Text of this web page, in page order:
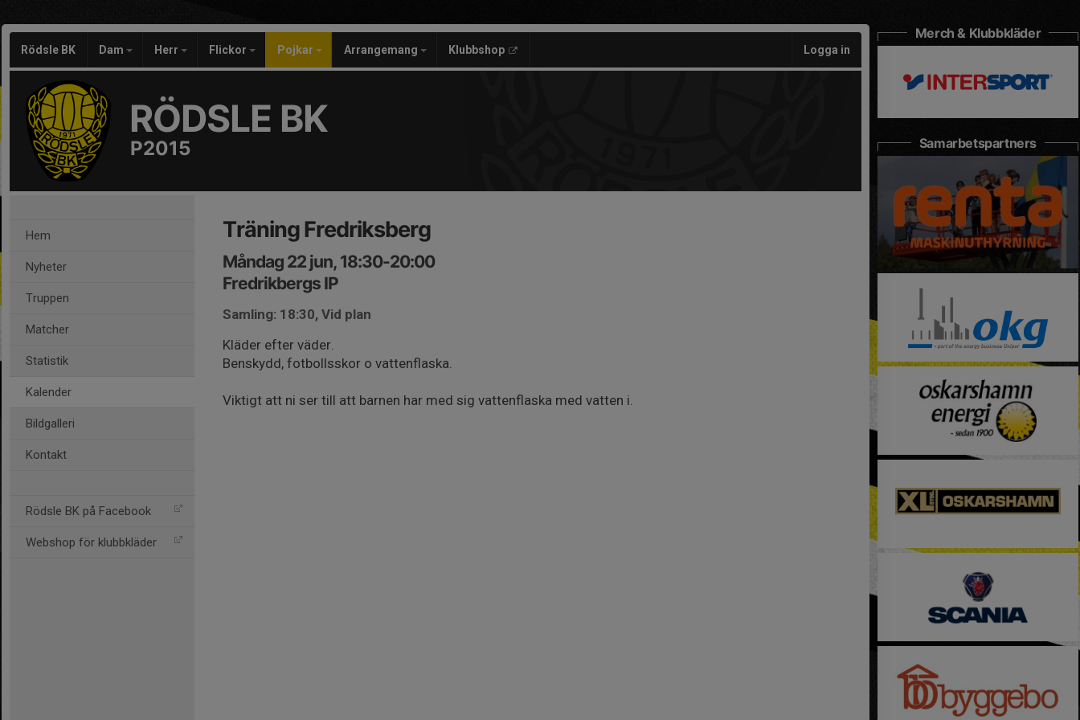
Rödsle BK Dam Herr Flickor Pojkar Arrangemang Klubbshop Logga in
RÖDSLE BK
P2015
Hem
Nyheter
Truppen
Matcher
Statistik
Kalender
Bildgalleri
Kontakt
Rödsle BK på Facebook
Webshop för klubbkläder
Träning Fredriksberg
Måndag 22 jun, 18:30-20:00
Fredrikbergs IP
Samling: 18:30, Vid plan
Kläder efter väder.
Benskydd, fotbollsskor o vattenflaska.
Viktigt att ni ser till att barnen har med sig vattenflaska med vatten i.
Merch & Klubbkläder
Samarbetspartners